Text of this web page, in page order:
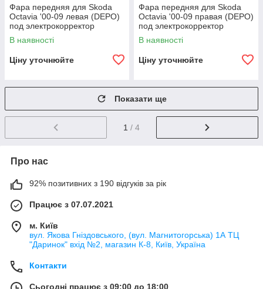
Фара передняя для Skoda
Octavia '00-09 левая (DEPO)
под электрокорректор
В наявності
Ціну уточнюйте
Фара передняя для Skoda
Octavia '00-09 правая (DEPO)
под электрокорректор
В наявності
Ціну уточнюйте
Показати ще
1 / 4
Про нас
92% позитивних з 190 відгуків за рік
Працює з 07.07.2021
м. Київ
вул. Якова Гніздовського, (вул. Магнитогорська) 1А ТЦ
"Даринок" вхід №2, магазин К-8, Київ, Україна
Контакти
Сьогодні працює з 09:00 до 18:00